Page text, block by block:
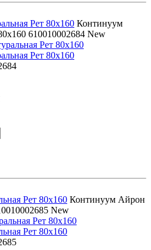
Рет 80x160 Континуум
610010002684 New
Рет 80x160
Рет 80x160 Континуум Айрон
New
Рет 80x160